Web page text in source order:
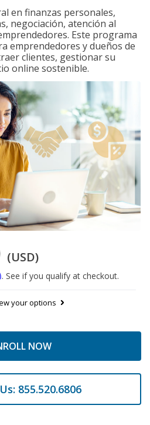
en finanzas personales,
negociación, atención al
Este programa
emprendedores y dueños de
clientes, gestionar su
online sostenible.
(USD)
. See if you qualify at checkout.
your options
NOW
855.520.6806